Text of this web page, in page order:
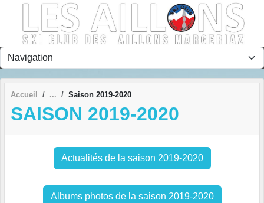
Accueil Saison 2019-2020
SAISON 2019-2020
Actualités de la saison 2019-2020
Albums photos de la saison 2019-2020
Panneau de gestion des cookies